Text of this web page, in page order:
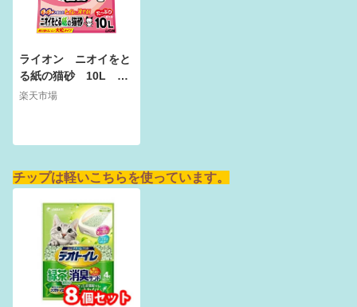
ライオン ニオイをと
る紙の猫砂 10L 猫
砂 固まる 流せる
関東当日便
楽天市場
チップは軽いこちらを使っています。